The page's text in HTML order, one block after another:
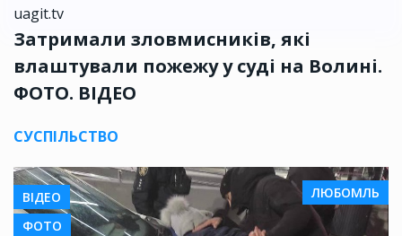
uagit.tv
Затримали зловмисників, які
влаштували пожежу у суді на Волині.
ФОТО. ВІДЕО
СУСПІЛЬСТВО
ВІДЕО
ФОТО
ЛЮБОМЛЬ